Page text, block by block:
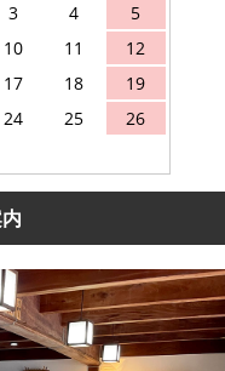
3 4
5
10 11
12
17 18
19
24 25
26